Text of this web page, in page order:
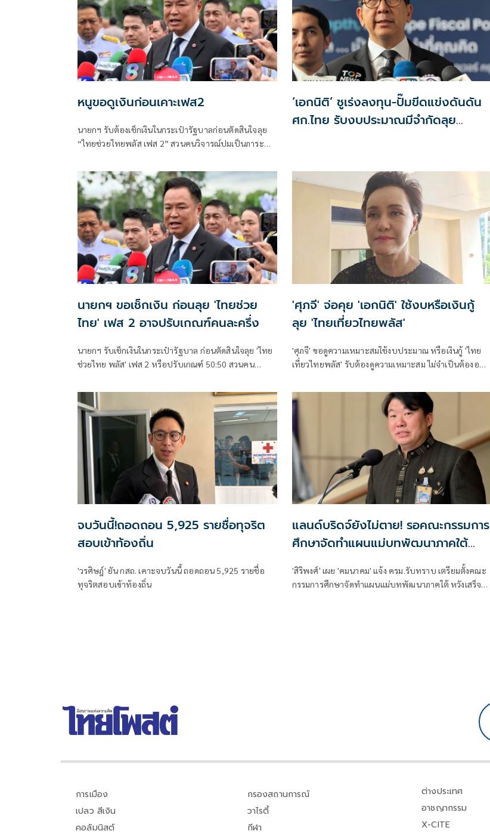
หนูขอดูเงินก่อนเคาะเฟส2
นายกฯ รับต้องเช็กเงินในกระเป๋ารัฐบาลก่อนตัดสินใจลุย
“ไทยช่วยไทยพลัส เฟส 2” สวนคนวิจารณ์ปมเป็นภาระ
นิติ” ดันไทยเที่ยวไทยพลัสหรือไม่
‘เอกนิติ’ ชูเร่งลงทุน-ปั๊มขีดแข่งดันดัน
ศก.ไทย รับงบประมาณมีจำกัดลุย
นายกฯ ขอเช็กเงิน ก่อนลุย 'ไทยช่วย
ไทย' เฟส 2 อาจปรับเกณฑ์คนละครึ่ง
นายกฯ รับเช็กเงินในกระเป๋ารัฐบาล ก่อนตัดสินใจลุย 'ไทย
ช่วยไทย พลัส' เฟส 2 หรือปรับเกณฑ์ 50:50 สวนคน
ยันสถานะคลังยังแข็งแรง
'ศุภจี' จ่อคุย 'เอกนิติ' ใช้งบหรือเงินกู้
ลุย 'ไทยเที่ยวไทยพลัส'
'ศุภจี' ขอดูความเหมาะสมใช้งบประมาณ หรือเงินกู้ 'ไทย
เที่ยวไทยพลัส' รับต้องดูความเหมาะสม ไม่จำเป็นต้องออก
จบวันนี้!ถอดถอน 5,925 รายชื่อทุจริต
สอบเข้าท้องถิ่น
'วรศิษฎ์' ยัน กสถ. เคาะจบวันนี้ ถอดถอน 5,925 รายชื่อ
ทุจริตสอบเข้าท้องถิ่น
แลนด์บริดจ์ยังไม่ตาย! รอคณะกรรมการ
ศึกษาจัดทำแผนแม่บทพัฒนาภาคใต้
'สิริพงศ์' เผย 'คมนาคม' แจ้ง ครม.รับทราบ เตรียมตั้งคณะ
กรรมการศึกษาจัดทำแผนแม่บทพัฒนาภาคใต้ หวังเสร็จ
การเมือง
เปลว สีเงิน
คอลัมนิสต์
กรองสถานการณ์
วาไรตี้
กีฬา
ต่างประเทศ
อาชญากรรม
X-CITE